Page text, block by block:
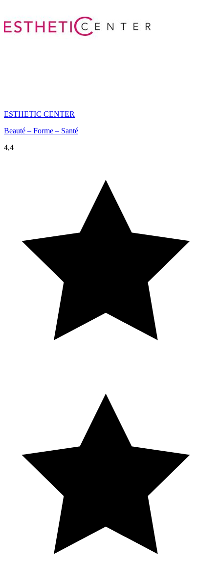
ESTHETIC CENTER
Beauté – Forme – Santé
4,4